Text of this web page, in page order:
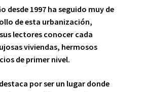
desde 1997 ha seguido muy de
de esta urbanización,
lectores conocer cada
viviendas, hermosos
de primer nivel.
por ser un lugar donde